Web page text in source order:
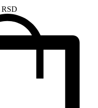
RSD